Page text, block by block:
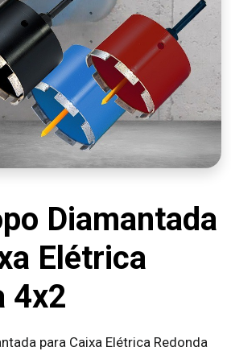
Diamantada
Elétrica
4x2
para Caixa Elétrica Redonda